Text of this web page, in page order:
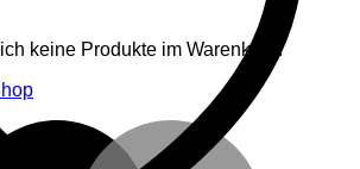
keine Produkte im Warenkorb.